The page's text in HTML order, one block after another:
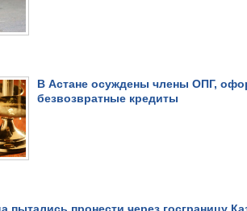
В Астане осуждены члены ОПГ,
безвозвратные кредиты